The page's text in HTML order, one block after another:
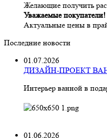
Желающие получить
Уважаемые покупатели!
Актуальные цены в
Последние новости
01.07.2026
ДИЗАЙН-ПРОЕКТ
Интерьер ванной в
01.06.2026